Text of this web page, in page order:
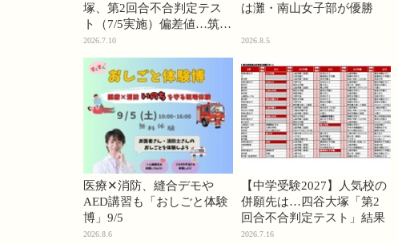
塚、第2回合不合判定テス
ト（7/5実施）偏差値…筑駒
74・桜蔭70＜PR＞
2026.7.10
は灘・南山女子部が優勝
2026.8.5
医療✕消防、縫合デモや
AED講習も「おしごと体験
博」9/5
2026.8.6
【中学受験2027】人気校の
併願先は…四谷大塚「第2
回合不合判定テスト」結果
2026.7.16